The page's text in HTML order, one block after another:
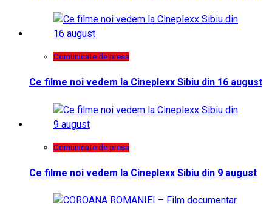
Comunicate de presa
Ce filme noi vedem la Cineplexx Sibiu din 16 august
Comunicate de presa
Ce filme noi vedem la Cineplexx Sibiu din 9 august